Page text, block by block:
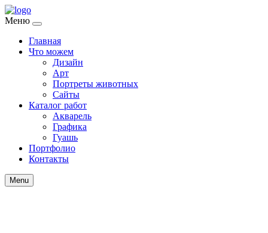
Меню
Главная
Что можем
Дизайн
Арт
Портреты животных
Сайты
Каталог работ
Акварель
Графика
Гуашь
Портфолио
Контакты
Menu